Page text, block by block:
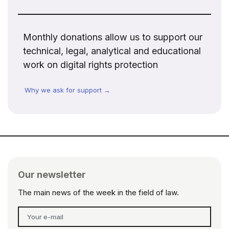
Monthly donations allow us to support our
technical, legal, analytical and educational
work on digital rights protection
Why we ask for support →
Our newsletter
The main news of the week in the field of law.